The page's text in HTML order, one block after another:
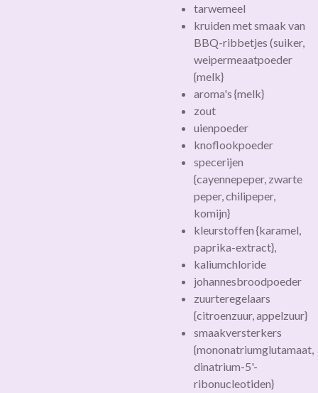
tarwemeel
kruiden met smaak van
BBQ-ribbetjes (suiker,
weipermeaatpoeder
{melk}
aroma's {melk}
zout
uienpoeder
knoflookpoeder
specerijen
{cayennepeper, zwarte
peper, chilipeper,
komijn}
kleurstoffen {karamel,
paprika-extract},
kaliumchloride
johannesbroodpoeder
zuurteregelaars
{citroenzuur, appelzuur}
smaakversterkers
{mononatriumglutamaat,
dinatrium-5'-
ribonucleotiden}